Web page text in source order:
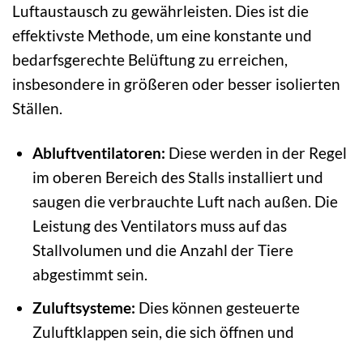
Luftaustausch zu gewährleisten. Dies ist die
effektivste Methode, um eine konstante und
bedarfsgerechte Belüftung zu erreichen,
insbesondere in größeren oder besser isolierten
Ställen.
Abluftventilatoren: Diese werden in der Regel
im oberen Bereich des Stalls installiert und
saugen die verbrauchte Luft nach außen. Die
Leistung des Ventilators muss auf das
Stallvolumen und die Anzahl der Tiere
abgestimmt sein.
Zuluftsysteme: Dies können gesteuerte
Zuluftklappen sein, die sich öffnen und